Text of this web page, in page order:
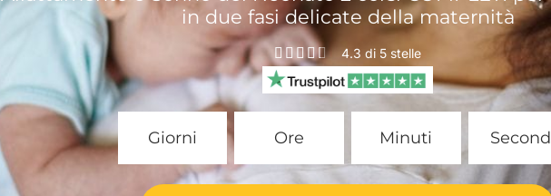
in due fasi delicate della maternità
    4.3 di 5 stelle
Giorni Ore Minuti